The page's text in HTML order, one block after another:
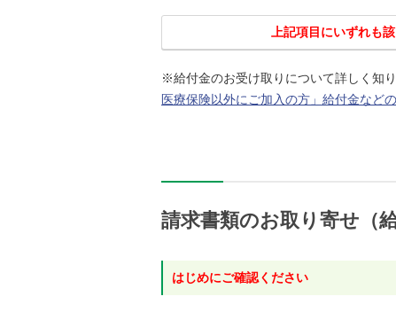
上記項目にいずれも
※給付金のお受け取りについて詳しく知
医療保険以外にご加入の方」給付金など
請求書類のお取り寄せ（
はじめにご確認ください